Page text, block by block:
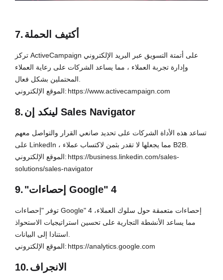
7.أكتيف الحملة
تركز ActiveCampaign على أتمتة التسويق عبر البريد الإلكتروني
وإدارة تجربة العملاء ، مما يساعد الشركات على رعاية العملاء
الموقع الإلكتروني: https://www.activecampaign.com
8. لينكد إن Sales Navigator
تساعد هذه الأداة الشركات على تحديد صانعي القرار والتواصل معهم
على LinkedIn ، مما يجعلها لا تقدر بثمن لاكتساب عملاء B2B.
الموقع الإلكتروني: https://business.linkedin.com/sales-
solutions/sales-navigator
9. "إحصاءات Google" 4
توفر "إحصاءات Google" 4 إحصاءات متعمقة حول سلوك العملاء،
مما يساعد الأنشطة التجارية على تحسين استراتيجيات الاستحواذ
الموقع الإلكتروني: https://analytics.google.com
10.الانجراف